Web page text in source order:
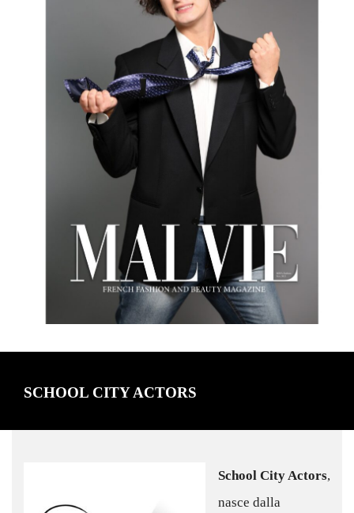
SCHOOL CITY ACTORS
School City Actors,
nasce dalla